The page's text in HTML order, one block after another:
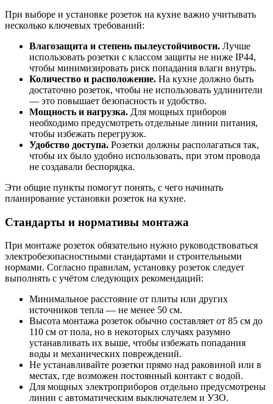
При выборе и установке розеток на кухне важно учитывать
несколько ключевых требований:
Влагозащита и степень пылеустойчивости. Лучше
использовать розетки с классом защиты не ниже IP44,
чтобы минимизировать риск попадания влаги внутрь.
Количество и расположение. На кухне должно быть
достаточно розеток, чтобы не использовать удлинители
— это повышает безопасность и удобство.
Мощность и нагрузка. Для мощных приборов
необходимо предусмотреть отдельные линии питания,
чтобы избежать перегрузок.
Удобство доступа. Розетки должны располагаться так,
чтобы их было удобно использовать, при этом провода
не создавали беспорядка.
Эти общие пункты помогут понять, с чего начинать
планирование установки розеток на кухне.
Стандарты и нормативы монтажа
При монтаже розеток обязательно нужно руководствоваться
электробезопасностными стандартами и строительными
нормами. Согласно правилам, установку розеток следует
выполнять с учётом следующих рекомендаций:
Минимальное расстояние от плиты или других
источников тепла — не менее 50 см.
Высота монтажа розеток обычно составляет от 85 см до
110 см от пола, но в некоторых случаях разумно
устанавливать их выше, чтобы избежать попадания
воды и механических повреждений.
Не устанавливайте розетки прямо над раковиной или в
местах, где возможен постоянный контакт с водой.
Для мощных электроприборов отдельно предусмотрены
линии с автоматическим выключателем и УЗО.